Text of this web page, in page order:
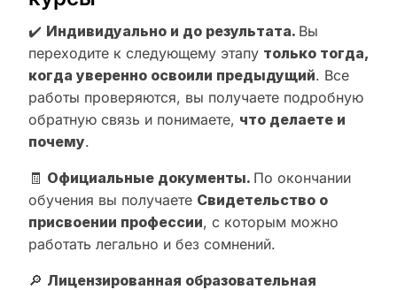
✔️ Индивидуально и до результата. Вы
переходите к следующему этапу только тогда,
когда уверенно освоили предыдущий. Все
работы проверяются, вы получаете подробную
обратную связь и понимаете, что делаете и
почему.
🧾 Официальные документы. По окончании
обучения вы получаете Свидетельство о
присвоении профессии, с которым можно
работать легально и без сомнений.
🔎 Лицензированная образовательная